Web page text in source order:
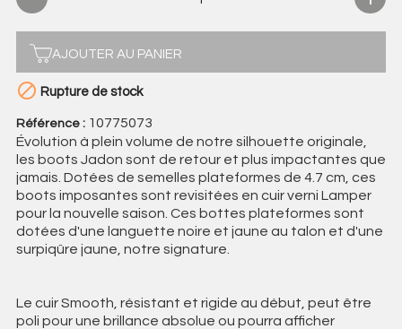
AJOUTER AU PANIER
 Rupture de stock
Référence : 10775073
Évolution à plein volume de notre silhouette originale,
les boots Jadon sont de retour et plus impactantes que
jamais. Dotées de semelles plateformes de 4.7 cm, ces
boots imposantes sont revisitées en cuir verni Lamper
pour la nouvelle saison. Ces bottes plateformes sont
dotées d'une languette noire et jaune au talon et d'une
surpiqûre jaune, notre signature.
Le cuir Smooth, résistant et rigide au début, peut être
poli pour une brillance absolue ou pourra afficher